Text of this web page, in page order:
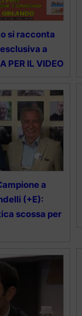
si racconta
a
PER IL VIDEO
a
(+E):
scossa per